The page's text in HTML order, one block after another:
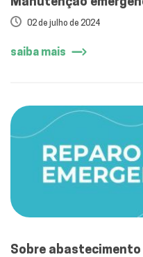
02 de julho de 2024
saiba mais
Sobre